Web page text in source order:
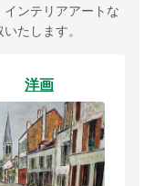
ンテリアアートな
たします。
洋画